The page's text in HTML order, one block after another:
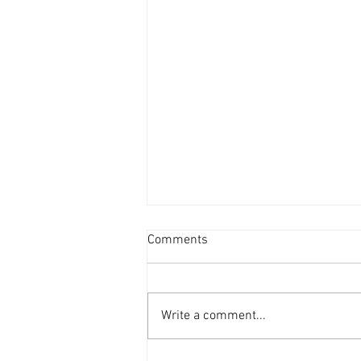
新盤平均面積見回升 [香港經
的房屋指標不應只停留於「興建多
少個單位」的數量層面，而應涵蓋
Comments
Write a comment...